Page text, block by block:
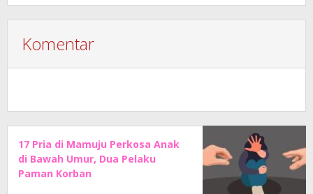
Komentar
17 Pria di Mamuju Perkosa Anak
di Bawah Umur, Dua Pelaku
Paman Korban